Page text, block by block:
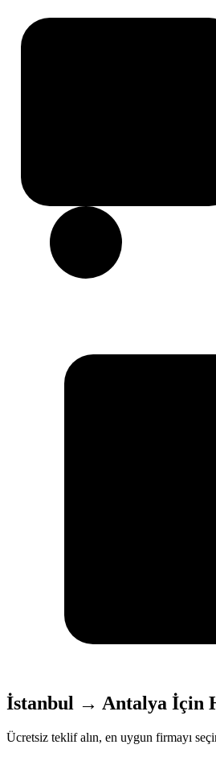
İstanbul → Antalya İçin
Ücretsiz teklif alın, en uygun firmayı